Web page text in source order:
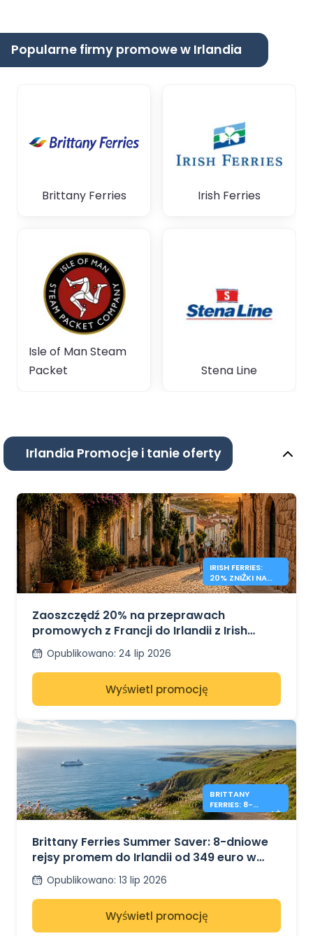
Popularne firmy promowe w Irlandia
Brittany Ferries Irish Ferries
Isle of Man Steam
Packet
Stena Line
Irlandia Promocje i tanie oferty
IRISH FERRIES:
20% ZNIŻKI NA
LOTY FRANCJA –
Zaoszczędź 20% na przeprawach
promowych z Francji do Irlandii z Irish
Ferries
Opublikowano: 24 lip 2026
Wyświetl promocję
BRITTANY
FERRIES: 8-
DNIOWA PODRÓŻ
349 €
Brittany Ferries Summer Saver: 8-dniowe
rejsy promem do Irlandii od 349 euro w
obie strony
Opublikowano: 13 lip 2026
Wyświetl promocję